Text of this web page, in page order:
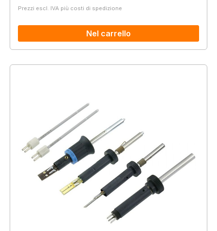
Prezzi escl. IVA più costi di spedizione
Nel carrello